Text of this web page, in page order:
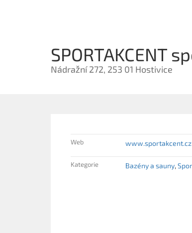
SPORTAKCENT
Nádražní 272, 253 01 Hostivice
Web www.sportakcent.cz
Kategorie Bazény a sauny